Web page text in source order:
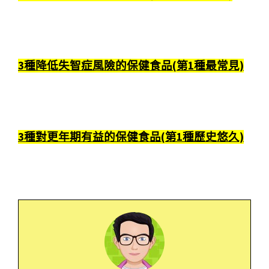
3種降低失智症風險的保健食品(第1種最常見)
3種對更年期有益的保健食品(第1種歷史悠久)